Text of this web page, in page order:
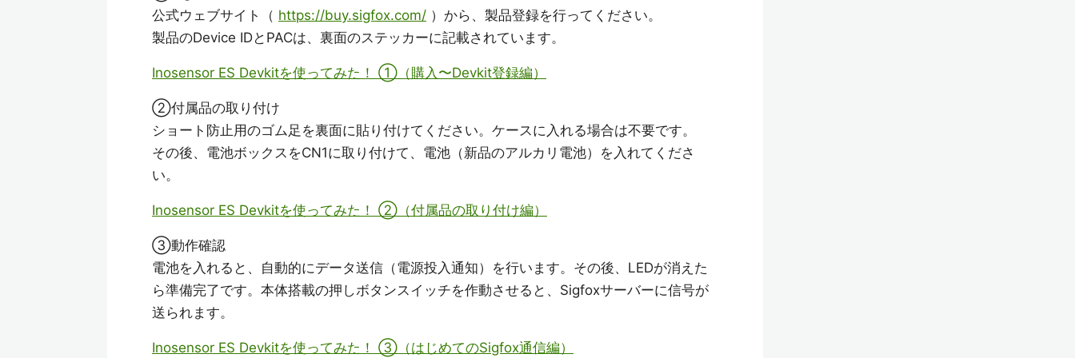
公式ウェブサイト（ https://buy.sigfox.com/ ）から、製品登録を行ってください。
製品のDevice IDとPACは、裏面のステッカーに記載されています。
Inosensor ES Devkitを使ってみた！ ①（購入〜Devkit登録編）
②付属品の取り付け
ショート防止用のゴム足を裏面に貼り付けてください。ケースに入れる場合は不要です。
その後、電池ボックスをCN1に取り付けて、電池（新品のアルカリ電池）を入れてくださ
い。
Inosensor ES Devkitを使ってみた！ ②（付属品の取り付け編）
③動作確認
電池を入れると、自動的にデータ送信（電源投入通知）を行います。その後、LEDが消えた
ら準備完了です。本体搭載の押しボタンスイッチを作動させると、Sigfoxサーバーに信号が
送られます。
Inosensor ES Devkitを使ってみた！ ③（はじめてのSigfox通信編）